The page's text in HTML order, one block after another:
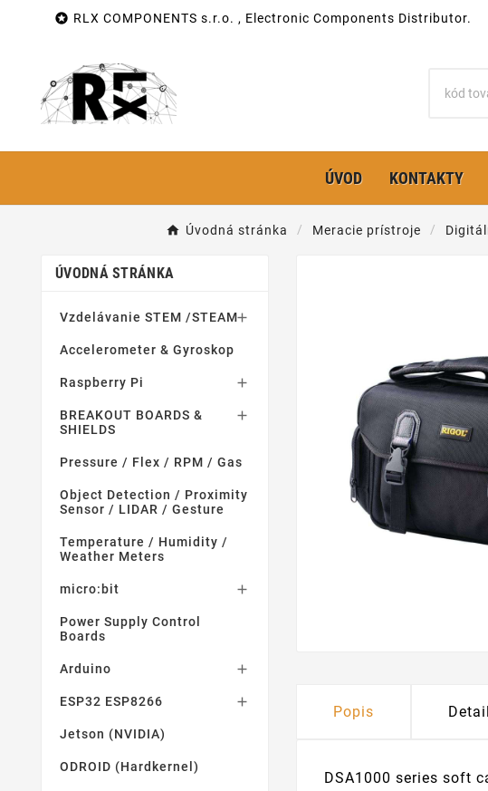
 RLX COMPONENTS s.r.o. , Electronic Components Distributor.
ÚVOD KONTAKTY
Úvodná stránka Meracie prístroje
ÚVODNÁ STRÁNKA
Vzdelávanie STEM /STEAM
Accelerometer & Gyroskop
Raspberry Pi 
BREAKOUT BOARDS &
SHIELDS

Pressure / Flex / RPM / Gas
Object Detection / Proximity
Sensor / LIDAR / Gesture
Temperature / Humidity /
Weather Meters
micro:bit 
Power Supply Control
Boards
Arduino 
ESP32 ESP8266 
Jetson (NVIDIA)
ODROID (Hardkernel)
Popis
DSA1000 series soft